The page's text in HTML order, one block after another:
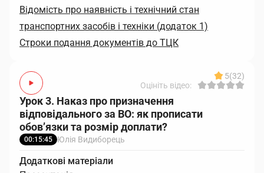
Відомість про наявність і технічний стан
транспортних засобів і техніки (додаток 1)
Строки подання документів до ТЦК
5(32)
Оцініть відео:
Урок 3. Наказ про призначення
відповідального за ВО: як прописати
обов’язки та розмір доплати?
00:15:45 Юлія Видиборець
Додаткові матеріали